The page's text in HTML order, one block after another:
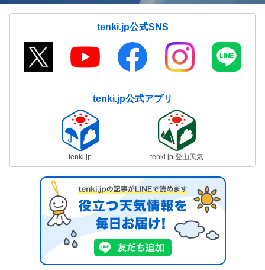
tenki.jp公式SNS
tenki.jp公式アプリ
tenki.jp tenki.jp 登山天気